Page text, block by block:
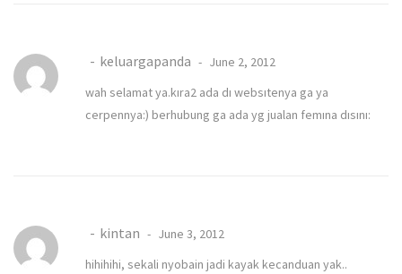
keluargapanda
June 2, 2012
wah selamat ya.kıra2 ada dı websıtenya ga ya
cerpennya:) berhubung ga ada yg jualan femına dısını:
kintan
June 3, 2012
hihihihi, sekali nyobain jadi kayak kecanduan yak..